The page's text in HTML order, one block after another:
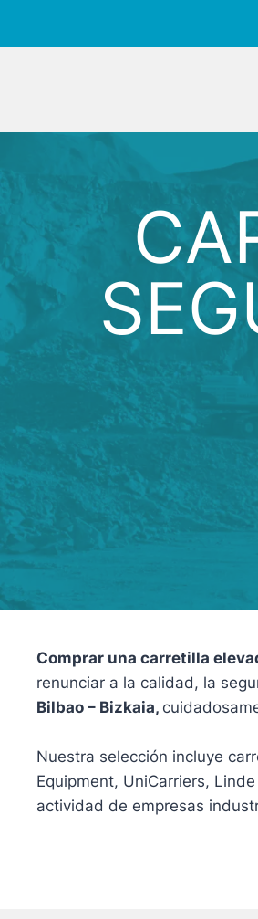
Comprar una carretilla
renunciar a la calidad, la
Bilbao – Bizkaia,
Nuestra selección incluye
Equipment, UniCarriers,
actividad de empresas